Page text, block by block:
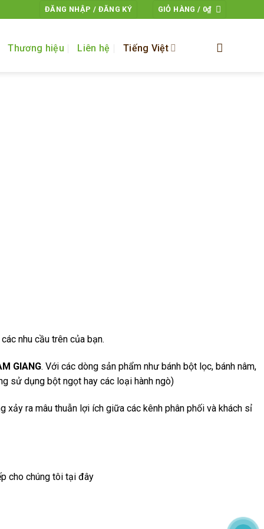
ĐĂNG NHẬP / ĐĂNG KÝ GIỎ HÀNG / 0₫
Thương hiệu Liên hệ Tiếng Việt
nhu cầu trên của bạn.
GIANG. Với các dòng sản phẩm như bánh bột lọc, bánh nâm,
sử dụng bột ngọt hay các loại hành ngò)
ra mâu thuẫn lợi ích giữa các kênh phân phối và khách sỉ
cho chúng tôi tại đây